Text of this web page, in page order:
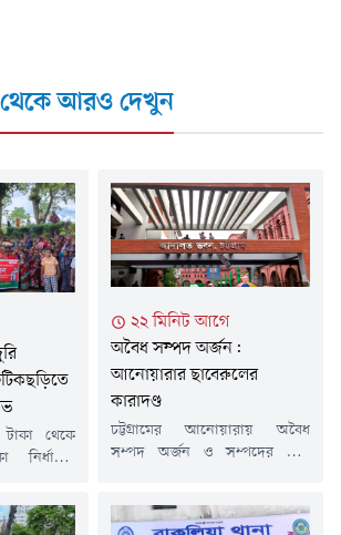
থেকে আরও দেখুন
থেকে
বাতিল,
ইউনিয়নের
২২ মিনিট আগে
অবৈধ সম্পদ অর্জন:
আনোয়ারার ছাবেরুলের
কারাদণ্ড
চট্টগ্রামের আনোয়ারায় অবৈধ
সম্পদ অর্জন ও সম্পদের তথ্য
বছরের কারাদণ্ড দিয়েছেন